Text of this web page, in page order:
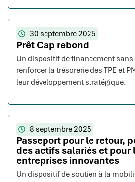
30 septembre 2025
Prêt Cap rebond
Un dispositif de financement
renforcer la trésorerie des TPE et
leur développement stratégique.
8 septembre 2025
Passeport pour le retour,
des actifs salariés et pour
entreprises innovantes
Un dispositif de soutien à la